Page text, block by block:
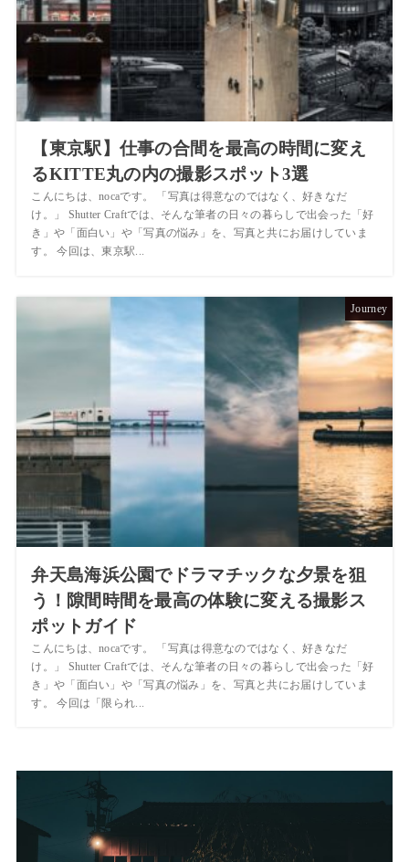
【東京駅】仕事の合間を最高の時間に変え
るKITTE丸の内の撮影スポット3選
こんにちは、nocaです。 「写真は得意なのではなく、好きなだ
け。」 Shutter Craftでは、そんな筆者の日々の暮らしで出会った「好
き」や「面白い」や「写真の悩み」を、写真と共にお届けしていま
す。 今回は、東京駅...
Journey
弁天島海浜公園でドラマチックな夕景を狙
う！隙間時間を最高の体験に変える撮影ス
ポットガイド
こんにちは、nocaです。 「写真は得意なのではなく、好きなだ
け。」 Shutter Craftでは、そんな筆者の日々の暮らしで出会った「好
き」や「面白い」や「写真の悩み」を、写真と共にお届けしていま
す。 今回は「限られ...